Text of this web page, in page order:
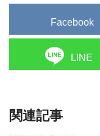
Facebook
LINE
関連記事